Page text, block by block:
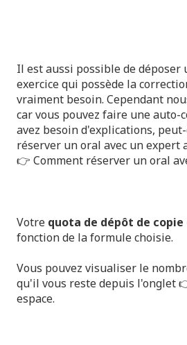
Il est aussi possible de déposer
exercice qui possède la
vraiment besoin. Cependant
car vous pouvez faire une auto-
avez besoin d'explications,
réserver un oral avec un expert
👉 Comment réserver un oral
Votre quota de dépôt de
fonction de la formule choisie.
Vous pouvez visualiser le
qu'il vous reste depuis l'onglet
espace.